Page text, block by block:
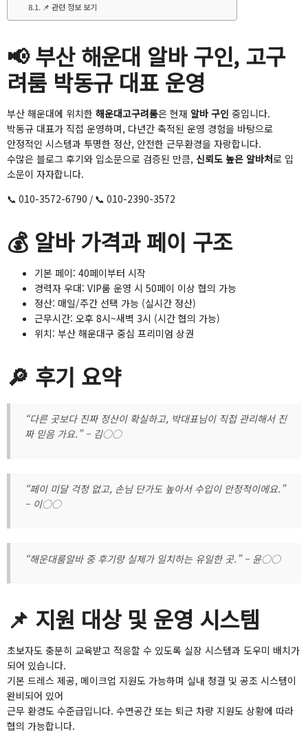
📌 관련 정보 보기
📢 부산 해운대 알바 구인, 고구
려룸 박동규 대표 운영
부산 해운대에 위치한 해운대고구려룸은 현재 알바 구인 중입니다.
박동규 대표가 직접 운영하며, 다년간 축적된 운영 경험을 바탕으로
안정적인 시스템과 투명한 정산, 안전한 근무환경을 자랑합니다.
수많은 블로그 후기와 입소문으로 검증된 만큼, 신뢰도 높은 알바처로 입
소문이 자자합니다.
📞 010-3572-6790 / 📞 010-2390-3572
💰 알바 가격과 페이 구조
기본 페이: 40페이부터 시작
경력자 우대: VIP룸 운영 시 50페이 이상 협의 가능
정산: 매일/주간 선택 가능 (실시간 정산)
근무시간: 오후 8시~새벽 3시 (시간 협의 가능)
위치: 부산 해운대구 중심 프리미엄 상권
🔎 후기 요약
“다른 곳보다 진짜 정산이 확실하고, 박대표님이 직접 관리해서 진
짜 믿음 가요.” – 김○○
“페이 미달 걱정 없고, 손님 단가도 높아서 수입이 안정적이에요.”
– 이○○
“해운대룸알바 중 후기랑 실제가 일치하는 유일한 곳.” – 윤○○
📌 지원 대상 및 운영 시스템
초보자도 충분히 교육받고 적응할 수 있도록 실장 시스템과 도우미 배치가
되어 있습니다.
기본 드레스 제공, 메이크업 지원도 가능하며 실내 청결 및 공조 시스템이
완비되어 있어
근무 환경도 수준급입니다. 수면공간 또는 퇴근 차량 지원도 상황에 따라
협의 가능합니다.